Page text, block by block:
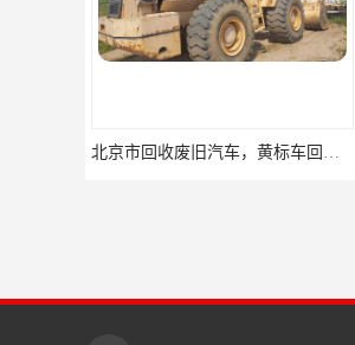
北京市回收废旧汽车，黄标车回收，事故车回收公司